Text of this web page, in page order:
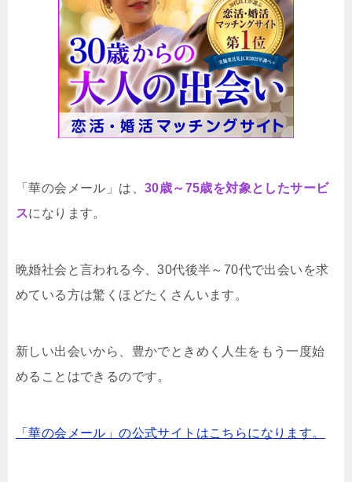
「華の会メール」は、 30歳～75歳を対象としたサービ
スになります。
晩婚社会と言われる今、30代後半～70代で出会いを求
めている方は驚くほどたくさんいます。
新しい出会いから、豊かでときめく人生をもう一度始
めることはできるのです。
「華の会メール」の公式サイトはこちらになります。